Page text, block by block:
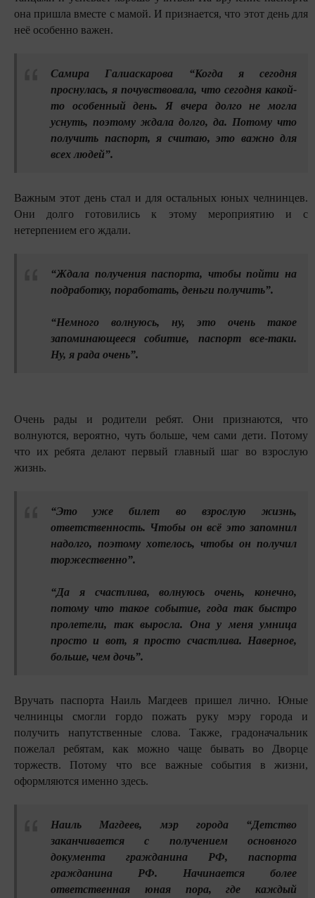
она пришла вместе с мамой. И признается, что этот день для
неё особенно важен.
Самира Галиаскарова “Когда я сегодня
проснулась, я почувствовала, что сегодня какой-
то особенный день. Я вчера долго не могла
уснуть, поэтому ждала долго, да. Потому что
получить паспорт, я считаю, это важно для
всех людей”.
Важным этот день стал и для остальных юных челнинцев.
Они долго готовились к этому мероприятию и с
нетерпением его ждали.
“Ждала получения паспорта, чтобы пойти на
подработку, поработать, деньги получить”.
“Немного волнуюсь, ну, это очень такое
запоминающееся собитие, паспорт все-таки.
Ну, я рада очень”.
Очень рады и родители ребят. Они признаются, что
волнуются, вероятно, чуть больше, чем сами дети. Потому
что их ребята делают первый главный шаг во взрослую
жизнь.
“Это уже билет во взрослую жизнь,
ответственность. Чтобы он всё это запомнил
надолго, поэтому хотелось, чтобы он получил
торжественно”.
“Да я счастлива, волнуюсь очень, конечно,
потому что такое событие, года так быстро
пролетели, так выросла. Она у меня умница
просто и вот, я просто счастлива. Наверное,
больше, чем дочь”.
Вручать паспорта Наиль Магдеев пришел лично. Юные
челнинцы смогли гордо пожать руку мэру города и
получить напутственные слова. Также, градоначальник
пожелал ребятам, как можно чаще бывать во Дворце
торжеств. Потому что все важные события в жизни,
оформляются именно здесь.
Наиль Магдеев, мэр города “Детство
заканчивается с получением основного
документа гражданина РФ, паспорта
гражданина РФ. Начинается более
ответственная юная пора, где каждый